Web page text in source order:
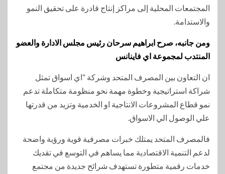
المجتمعات المحلية إلى مراكز إنتاج قادرة على تحقيق النمو
والاستدامة.
ومن جانبه، صرح ابراهيم سرحان رئيس مجلس الادارة والعضو
المنتدب لمجموعة اي فاينانس
ان التعاون بين المصرف المتحد وشركة “اي اسواق تمثل
شراكة استراتيجية وخطوة مهمة نحو منظومة متكاملة تدعم
نمو قطاع المشروعات الانتاجية او الخدمية وتزيد من قدرتها
علي الوصول الي الاسواق.
فالمصرف المتحد يمتلك خبرات مصرفية قوية ورؤية واضحة
لدعم التنمية الاقتصادية مما يساهم في التوسع في تقديك
خدمات رقمية متطورة تستهدف شرائح جديدة من مجتمع